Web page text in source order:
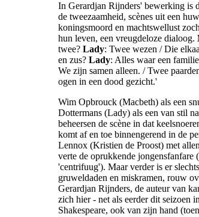
In Gerardjan Rijnders' bewerking is
de tweezaamheid, scènes uit een
koningsmoord en machtswellust
hun leven, een vreugdeloze dialoog.
twee? Lady: Twee wezen / Die
en zus? Lady: Alles waar een
We zijn samen alleen. / Twee
ogen in een dood gezicht.'
Wim Opbrouck (Macbeth) als een
Dottermans (Lady) als een van stil
beheersen de scène in dat
komt af en toe binnengerend in de
Lennox (Kristien de Proost) met
verte de oprukkende jongensfanfare
'centrifuug'). Maar verder is er
gruweldaden en miskramen, rouw
Gerardjan Rijnders, de auteur van
zich hier - net als eerder dit seizoen in
Shakespeare, ook van zijn hand